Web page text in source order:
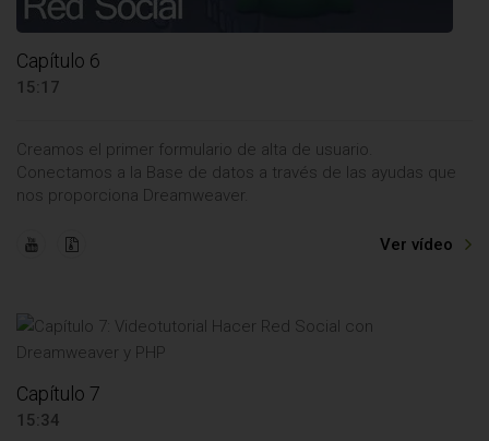
Capítulo 6
15:17
Creamos el primer formulario de alta de usuario.
Conectamos a la Base de datos a través de las ayudas que
nos proporciona Dreamweaver.
Ver vídeo
Capítulo 7
15:34